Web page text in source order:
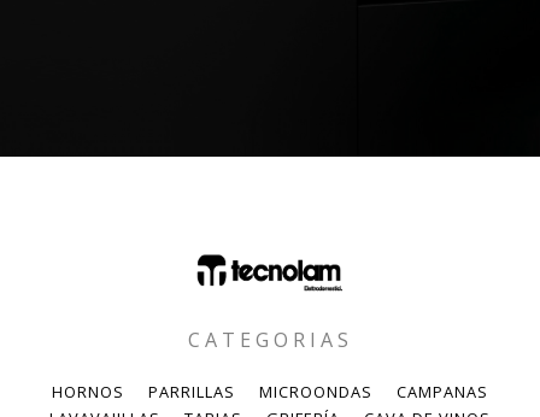
CATEGORIAS
HORNOS PARRILLAS MICROONDAS
CAMPANAS